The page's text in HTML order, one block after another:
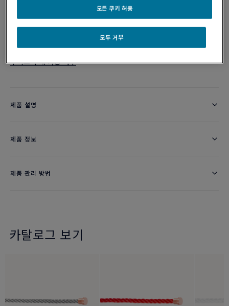
커스터마이즈
부티크 구매 가능 여부
제품 설명
제품 정보
제품 관리 방법
카탈로그 보기
모두 거부
모든 쿠키 허용